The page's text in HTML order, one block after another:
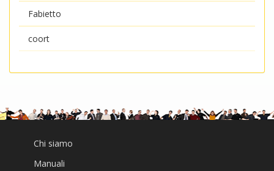
Fabietto
coort
Chi siamo
Manuali